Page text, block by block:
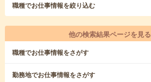
職種でお仕事情報を絞り込む
他の検索結果ページを見る
職種でお仕事情報をさがす
勤務地でお仕事情報をさがす